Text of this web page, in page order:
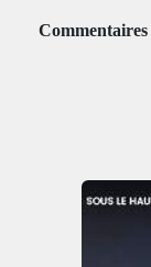
Commentaires